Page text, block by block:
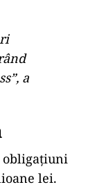
a
obligațiuni
lei.